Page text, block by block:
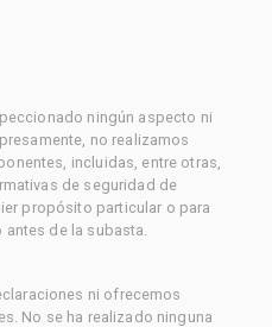
ningún aspecto ni
no realizamos
incluidas, entre otras,
de seguridad de
propósito particular o para
de la subasta.
ni ofrecemos
No se ha realizado ninguna